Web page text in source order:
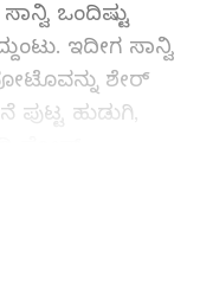
ಒಂದಿಷ್ಟು
ಇದೀಗ ಸಾನ್ವಿ
ಶೇರ್
ಹುಡುಗಿ,